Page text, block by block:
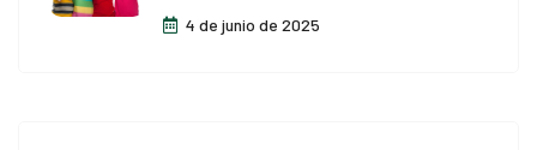
bonusu
4 de junio de 2025